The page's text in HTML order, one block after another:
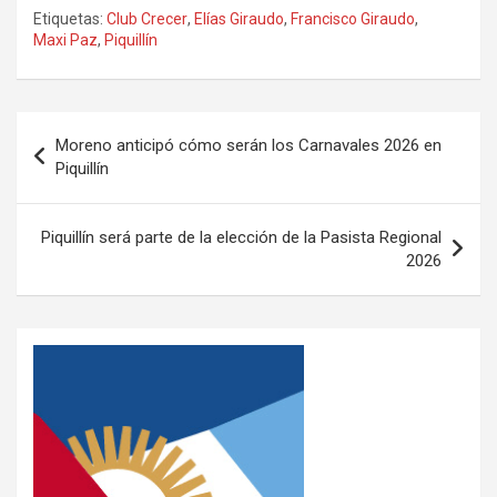
at
s
p
p
ce
b
o
tt
er
m
p
tir
Etiquetas: Club Crecer, Elías Giraudo, Francisco Giraudo,
Maxi Paz, Piquillín
Moreno anticipó cómo serán los Carnavales 2026 en
Piquillín
Piquillín será parte de la elección de la Pasista Regional
2026